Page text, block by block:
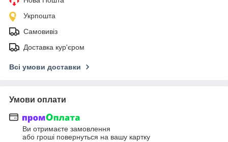
Укрпошта
Самовивіз
Доставка кур'єром
Всі умови доставки
Умови оплати
Ви отримаєте замовлення
або гроші повернуться на вашу картку